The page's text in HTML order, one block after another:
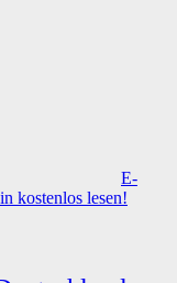
E-
kostenlos lesen!